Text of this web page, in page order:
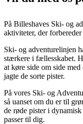
På Billeshaves Ski- og
aktiviteter, der
Ski- og adventurelinjen
stærkere i fællesskabet.
at køre side om side
jagte de sorte pister.
På vores Ski- og
så uanset om du er til
de røde pister i
passer til dig.